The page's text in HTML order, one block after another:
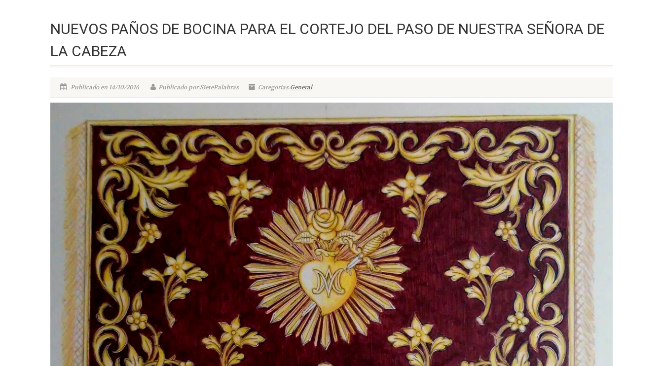
NUEVOS PAÑOS DE BOCINA PARA EL CORTEJO DEL PASO DE NUESTRA SEÑORA DE
LA CABEZA
Publicado en 14/10/2016 Publicado por:SietePalabras Categorías:General